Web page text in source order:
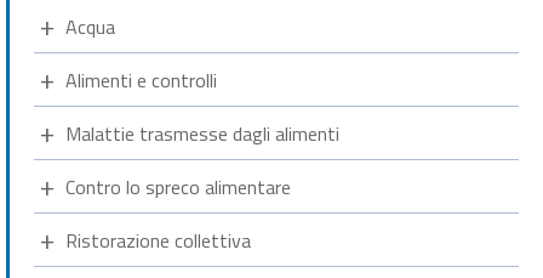
Acqua
Alimenti e controlli
Malattie trasmesse dagli alimenti
Contro lo spreco alimentare
Ristorazione collettiva